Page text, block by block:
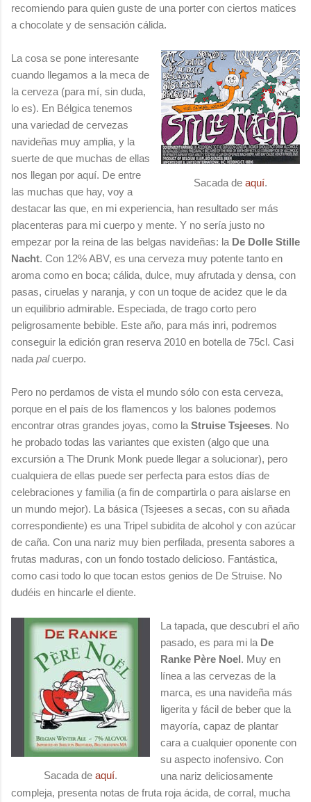
recomiendo para quien guste de una porter con ciertos matices
a chocolate y de sensación cálida.
Sacada de aquí.
La cosa se pone interesante
cuando llegamos a la meca de
la cerveza (para mí, sin duda,
lo es). En Bélgica tenemos
una variedad de cervezas
navideñas muy amplia, y la
suerte de que muchas de ellas
nos llegan por aquí. De entre
las muchas que hay, voy a
destacar las que, en mi experiencia, han resultado ser más
placenteras para mi cuerpo y mente. Y no sería justo no
empezar por la reina de las belgas navideñas: la De Dolle Stille
Nacht. Con 12% ABV, es una cerveza muy potente tanto en
aroma como en boca; cálida, dulce, muy afrutada y densa, con
pasas, ciruelas y naranja, y con un toque de acidez que le da
un equilibrio admirable. Especiada, de trago corto pero
peligrosamente bebible. Este año, para más inri, podremos
conseguir la edición gran reserva 2010 en botella de 75cl. Casi
nada palcuerpo.
Pero no perdamos de vista el mundo sólo con esta cerveza,
porque en el país de los flamencos y los balones podemos
encontrar otras grandes joyas, como la Struise Tsjeeses. No
he probado todas las variantes que existen (algo que una
excursión a The Drunk Monk puede llegar a solucionar), pero
cualquiera de ellas puede ser perfecta para estos días de
celebraciones y familia (a fin de compartirla o para aislarse en
un mundo mejor). La básica (Tsjeeses a secas, con su añada
correspondiente) es una Tripel subidita de alcohol y con azúcar
de caña. Con una nariz muy bien perfilada, presenta sabores a
frutas maduras, con un fondo tostado delicioso. Fantástica,
como casi todo lo que tocan estos genios de De Struise. No
dudéis en hincarle el diente.
Sacada de aquí.
La tapada, que descubrí el año
pasado, es para mi la De
Ranke Père Noel. Muy en
línea a las cervezas de la
marca, es una navideña más
ligerita y fácil de beber que la
mayoría, capaz de plantar
cara a cualquier oponente con
su aspecto inofensivo. Con
una nariz deliciosamente
compleja, presenta notas de fruta roja ácida, de corral, mucha